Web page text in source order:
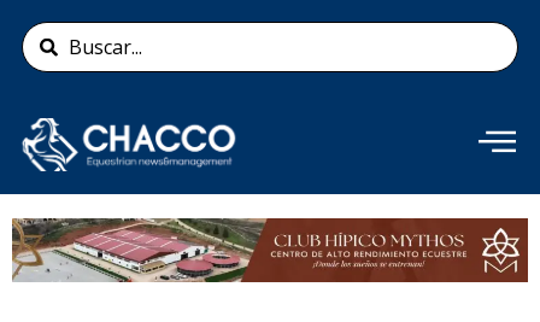
contenido
Search
...
Añade aquí tu texto de
cabecera